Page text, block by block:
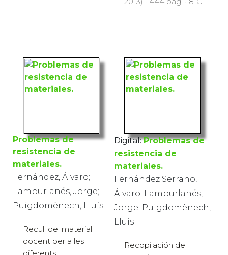
Primària. L?alumne
2013) · 444 pàg. · 8 €
Problemas de
resistencia de
Fernández, Álvaro;
Lampurlanés, Jorge;
Digital: Problemas de
resistencia de
materiales.
Álvaro; Lampurlanés,